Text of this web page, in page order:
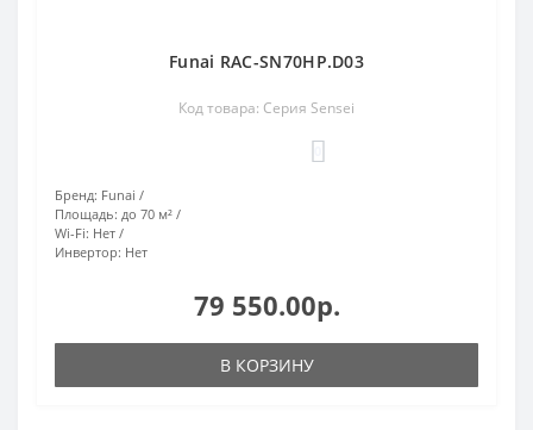
Funai RAC-SN70HP.D03
Код товара: Серия Sensei
Бренд: Funai
Площадь: до 70 м²
Wi-Fi: Нет
Инвертор: Нет
79 550.00р.
В КОРЗИНУ